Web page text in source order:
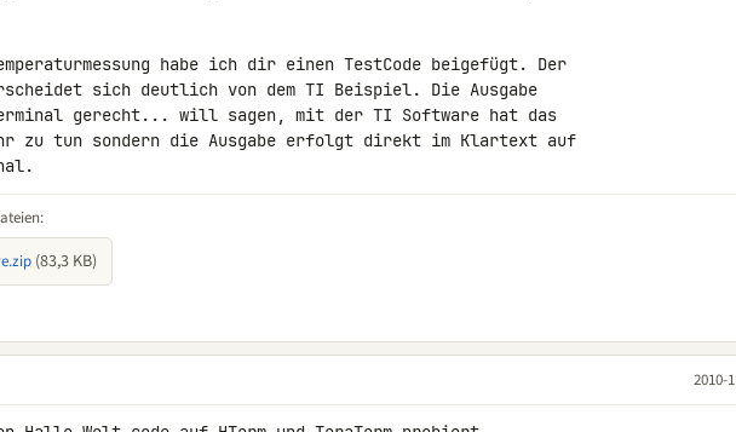
habe ich dir einen TestCode beigefügt. Der
sich deutlich von dem TI Beispiel. Die Ausgabe
gerecht... will sagen, mit der TI Software hat das
zu tun sondern die Ausgabe erfolgt direkt im Klartext auf
(83,3 KB)
2010-